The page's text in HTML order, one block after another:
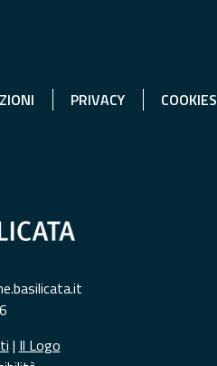
PRIVACY COOKIES
| Il Logo